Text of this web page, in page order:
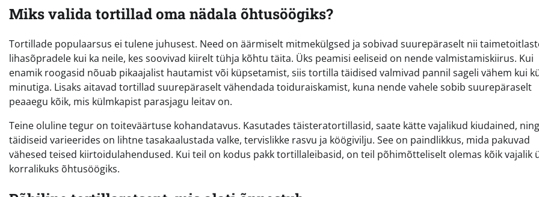
Miks valida tortillad oma nädala õhtusöögiks?
Tortillade populaarsus ei tulene juhusest. Need on äärmiselt mitmekülgsed ja sobivad suurepäraselt nii
lihasõpradele kui ka neile, kes soovivad kiirelt tühja kõhtu täita. Üks peamisi eeliseid on nende valmistamiskiirus. Kui
enamik roogasid nõuab pikaajalist hautamist või küpsetamist, siis tortilla täidised valmivad pannil sageli vähem kui
minutiga. Lisaks aitavad tortillad suurepäraselt vähendada toiduraiskamist, kuna nende vahele sobib suurepäraselt
peaaegu kõik, mis külmkapist parasjagu leitav on.
Teine oluline tegur on toiteväärtuse kohandatavus. Kasutades täisteratortillasid, saate kätte vajalikud kiudained, ning
täidiseid varieerides on lihtne tasakaalustada valke, tervislikke rasvu ja köögivilju. See on paindlikkus, mida pakuvad
vähesed teised kiirtoidulahendused. Kui teil on kodus pakk tortillaleibasid, on teil põhimõtteliselt olemas kõik vajalik
korralikuks õhtusöögiks.